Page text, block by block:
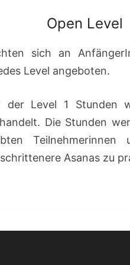
Open Level
sich an
Level angeboten.
der Level 1 Stunden
Die Stunden
Teilnehmerinnen
Asanas zu